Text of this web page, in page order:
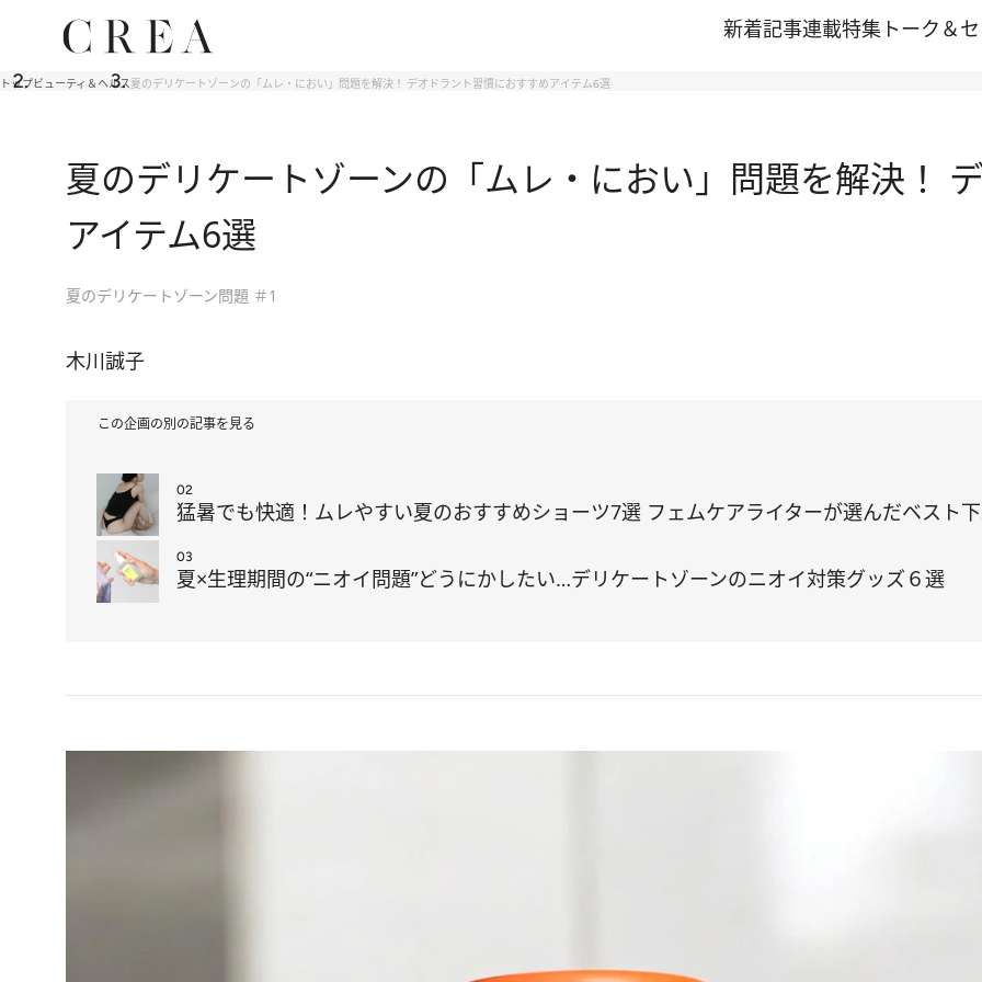
新着記事連載特集 トーク＆
トップビューティ＆ヘルス夏のデリケートゾーンの「ムレ・におい」問題を解決！ デオドラント習慣におすすめアイテム6選
夏のデリケートゾーンの「ムレ・におい」問題を解決！
アイテム6選
夏のデリケートゾーン問題 ＃1
木川誠子
この企画の別の記事を見る
02
猛暑でも快適！ムレやすい夏のおすすめショーツ7選 フェムケアライターが選んだベスト
03
夏×生理期間の“ニオイ問題”どうにかしたい…デリケートゾーンのニオイ対策グッズ６選